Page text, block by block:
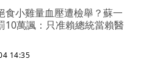
食小雞量血壓遭檢舉？蘇一
10萬諷：只准賴總統當賴醫
14:35